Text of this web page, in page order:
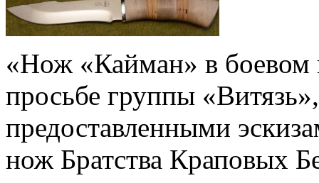
«Нож «Кайман» в боевом
просьбе группы
предоставленными
нож Братства Краповых